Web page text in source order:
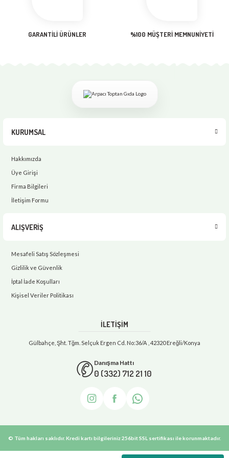
GARANTİLİ ÜRÜNLER %100 MÜŞTERİ MEMNUNİYETİ
KURUMSAL
Hakkımızda
Üye Girişi
Firma Bilgileri
İletişim Formu
ALIŞVERİŞ
Mesafeli Satış Sözleşmesi
Gizlilik ve Güvenlik
İptal İade Koşulları
Kişisel Veriler Politikası
İLETİŞİM
Gülbahçe, Şht. Tğm. Selçuk Ergen Cd. No:36/A , 42320 Ereğli/Konya
Danışma Hattı
0 (332) 712 21 10
© Tüm hakları saklıdır. Kredi kartı bilgileriniz 256bit SSL sertifikası ile korunmaktadır.